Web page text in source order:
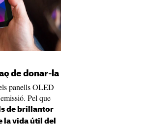
de donar-la
panells OLED
Pel que
de brillantor
la vida útil del